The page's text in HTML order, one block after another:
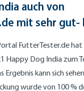
auch von
mit sehr
FutterTester.de
Happy Dog India zum
Ergebnis kann sich
wurde von 100 %